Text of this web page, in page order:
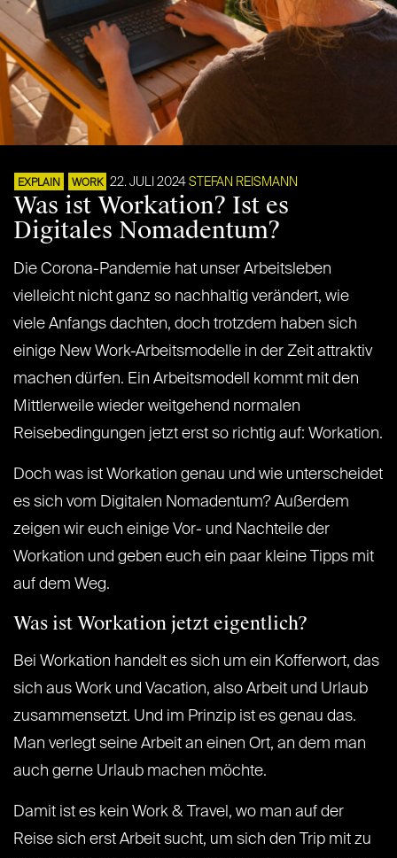
EXPLAIN WORK 22. JULI 2024 STEFAN REISMANN
Was ist Workation? Ist es
Digitales Nomadentum?
Die Corona-Pandemie hat unser Arbeitsleben
vielleicht nicht ganz so nachhaltig verändert, wie
viele Anfangs dachten, doch trotzdem haben sich
einige New Work-Arbeitsmodelle in der Zeit attraktiv
machen dürfen. Ein Arbeitsmodell kommt mit den
Mittlerweile wieder weitgehend normalen
Reisebedingungen jetzt erst so richtig auf: Workation.
Doch was ist Workation genau und wie unterscheidet
es sich vom Digitalen Nomadentum? Außerdem
zeigen wir euch einige Vor- und Nachteile der
Workation und geben euch ein paar kleine Tipps mit
auf dem Weg.
Was ist Workation jetzt eigentlich?
Bei Workation handelt es sich um ein Kofferwort, das
sich aus Work und Vacation, also Arbeit und Urlaub
zusammensetzt. Und im Prinzip ist es genau das.
Man verlegt seine Arbeit an einen Ort, an dem man
auch gerne Urlaub machen möchte.
Damit ist es kein Work & Travel, wo man auf der
Reise sich erst Arbeit sucht, um sich den Trip mit zu